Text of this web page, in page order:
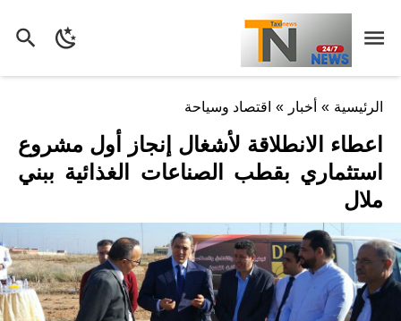
الرئيسية » أخبار » اقتصاد وسياحة
اعطاء الانطلاقة لأشغال إنجاز أول مشروع
استثماري بقطب الصناعات الغذائية ببني
ملال